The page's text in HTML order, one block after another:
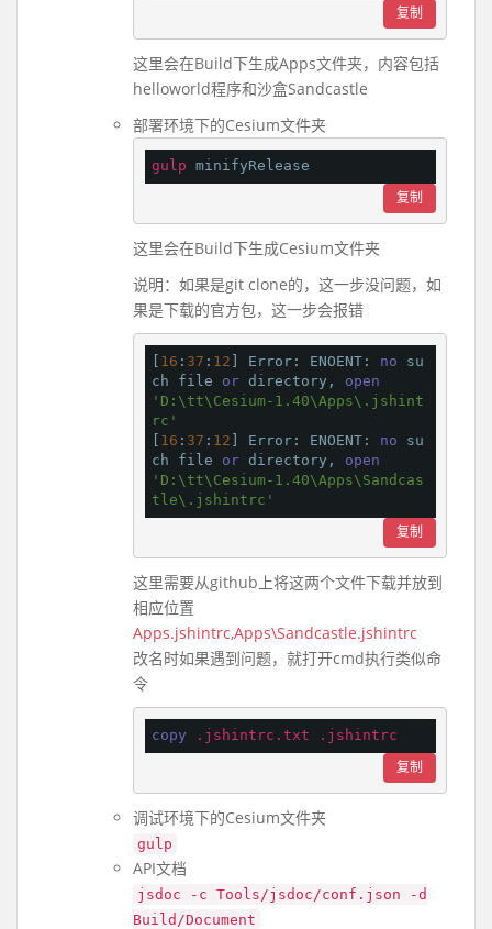
复制
这里会在Build下生成Apps文件夹，内容包括
helloworld程序和沙盒Sandcastle
部署环境下的Cesium文件夹
gulp
复制
这里会在Build下生成Cesium文件夹
说明：如果是git clone的，这一步没问题，如
果是下载的官方包，这一步会报错
16 : 37 : 12 ] Error: ENOENT: no su
ch file or directory, open
'D:\tt\Cesium-1.40\Apps\.jshint
rc'
16 : 37 : 12 ] Error: ENOENT: no su
ch file or directory, open
'D:\tt\Cesium-1.40\Apps\Sandcas
tle\.jshintrc'
复制
这里需要从github上将这两个文件下载并放到
相应位置
Apps.jshintrc,Apps\Sandcastle.jshintrc
改名时如果遇到问题，就打开cmd执行类似命
令
copy .jshintrc .txt .jshintrc
复制
调试环境下的Cesium文件夹
gulp
API文档
jsdoc -c Tools/jsdoc/conf.json -d
Build/Document